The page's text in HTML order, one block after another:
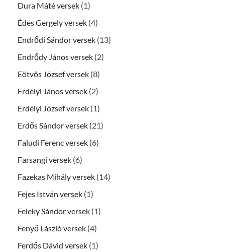
Dura Máté versek (1)
Édes Gergely versek (4)
Endrődi Sándor versek (13)
Endrődy János versek (2)
Eötvös József versek (8)
Erdélyi János versek (2)
Erdélyi József versek (1)
Erdős Sándor versek (21)
Faludi Ferenc versek (6)
Farsangi versek (6)
Fazekas Mihály versek (14)
Fejes István versek (1)
Feleky Sándor versek (1)
Fenyő László versek (4)
Ferdős Dávid versek (1)